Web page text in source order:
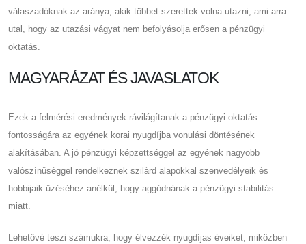
válaszadóknak az aránya, akik többet szerettek volna utazni, ami arra
utal, hogy az utazási vágyat nem befolyásolja erősen a pénzügyi
oktatás.
MAGYARÁZAT ÉS JAVASLATOK
Ezek a felmérési eredmények rávilágítanak a pénzügyi oktatás
fontosságára az egyének korai nyugdíjba vonulási döntésének
alakításában. A jó pénzügyi képzettséggel az egyének nagyobb
valószínűséggel rendelkeznek szilárd alapokkal szenvedélyeik és
hobbijaik űzéséhez anélkül, hogy aggódnának a pénzügyi stabilitás
miatt.
Lehetővé teszi számukra, hogy élvezzék nyugdíjas éveiket, miközben